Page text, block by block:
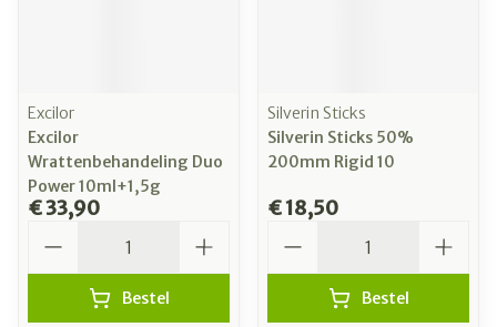
Excilor
Excilor
Wrattenbehandeling Duo
Power 10ml+1,5g
€ 33,90
Bestel
Silverin Sticks
Silverin Sticks 50%
200mm Rigid 10
€ 18,50
Bestel